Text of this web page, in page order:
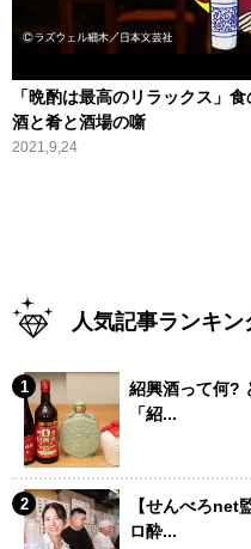
「晩酌は最高のリラックス」
酒と肴と酒場の噺
2021,9,24
人気記事ランキン
紹興酒って何?
「紹...
【せんべろnet
ロ酔...